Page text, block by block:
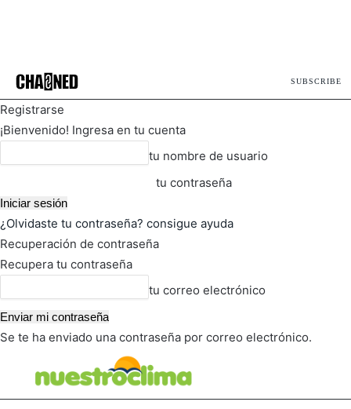
SUBSCRIBE
Registrarse
¡Bienvenido! Ingresa en tu cuenta
tu nombre de usuario
tu contraseña
¿Olvidaste tu contraseña? consigue ayuda
Recuperación de contraseña
Recupera tu contraseña
tu correo electrónico
Se te ha enviado una contraseña por correo electrónico.